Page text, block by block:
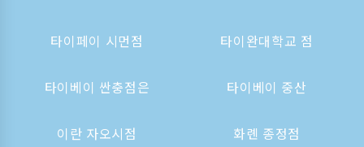
타이페이 시먼점 타이완대학교 점
타이베이 싼충점은 타이베이 중산
이란 자오시점 화롄 종정점